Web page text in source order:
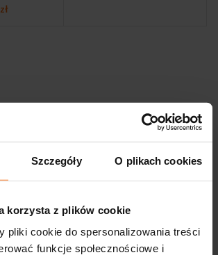
Szczegóły O plikach cookies
korzysta z plików cookie
pliki cookie do spersonalizowania treści
funkcje społecznościowe i
zł